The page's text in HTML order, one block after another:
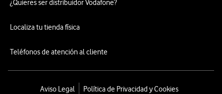
¿Quieres ser distribuidor Vodafone?
Localiza tu tienda física
Teléfonos de atención al cliente
Aviso Legal Política de Privacidad y Cookies